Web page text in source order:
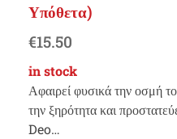
Υπόθετα)
€15.50
in stock
Αφαιρεί φυσικά την οσμή
την ξηρότητα και
Deo…